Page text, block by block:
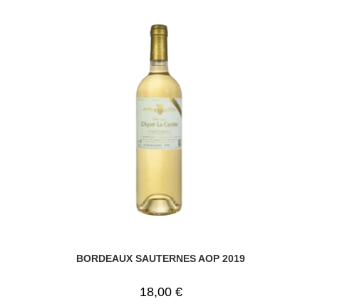
BORDEAUX SAUTERNES AOP 2019
18,00 €